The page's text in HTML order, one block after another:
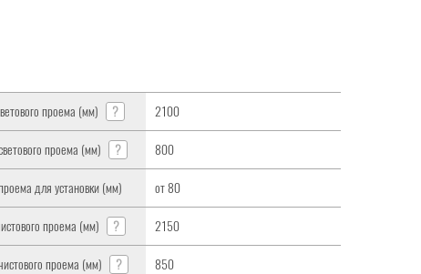
проема (мм) ? 2100
проема (мм) ? 800
для установки (мм) от 80
проема (мм) ? 2150
проема (мм) ? 850